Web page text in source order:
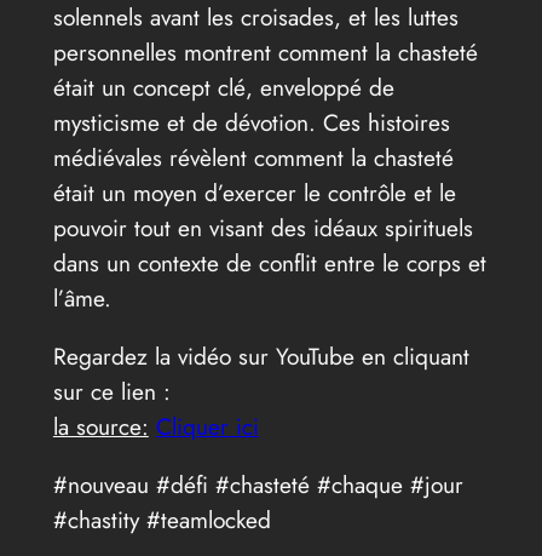
solennels avant les croisades, et les luttes
personnelles montrent comment la chasteté
était un concept clé, enveloppé de
mysticisme et de dévotion. Ces histoires
médiévales révèlent comment la chasteté
était un moyen d’exercer le contrôle et le
pouvoir tout en visant des idéaux spirituels
dans un contexte de conflit entre le corps et
l’âme.
Regardez la vidéo sur YouTube en cliquant
sur ce lien :
la source: Cliquer ici
#nouveau #défi #chasteté #chaque #jour
#chastity #teamlocked